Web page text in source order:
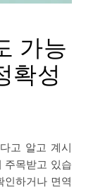
가능
확성
고 알고 계시
주목받고 있습
인하거나 면역